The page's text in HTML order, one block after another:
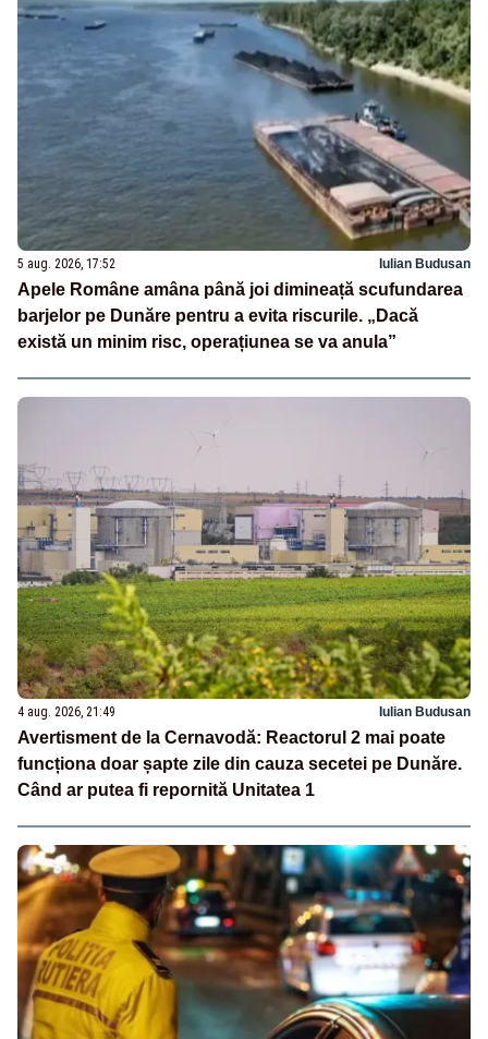
5 aug. 2026, 17:52 Iulian Budusan
Apele Române amâna până joi dimineață scufundarea
barjelor pe Dunăre pentru a evita riscurile. „Dacă
există un minim risc, operațiunea se va anula”
4 aug. 2026, 21:49 Iulian Budusan
Avertisment de la Cernavodă: Reactorul 2 mai poate
funcționa doar șapte zile din cauza secetei pe Dunăre.
Când ar putea fi repornită Unitatea 1